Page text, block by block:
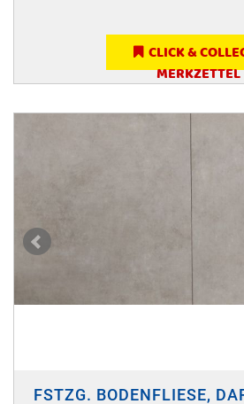
CLICK &
MERKZETTEL
FSTZG. BODENFLIESE,